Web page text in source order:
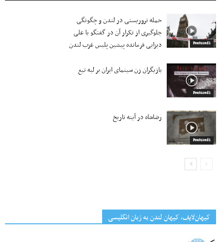
Featured1
حمله تروریستی در لندن و چگونگی
جلوگیری از تکرار آن در گفتگو با علی
دیزایی فرمانده پیشین پلیس غرب لندن
Featured1
بازیگران زن سینمای ایران بر لبه تیغ
Featured1
رضاشاه در آینه تاریخ
کیهان‌لایف، کیهان لندن به زبان انگلیسی